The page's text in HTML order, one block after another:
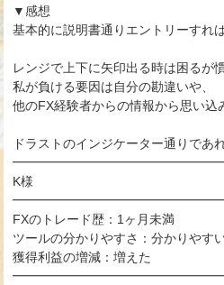
▼感想
基本的に説明書通りエントリーすれ
レンジで上下に矢印出る時は困るが
私が負ける要因は自分の勘違いや、
他のFX経験者からの情報から思い込
ドラストのインジケーター通りであ
K様
FXのトレード歴：1ヶ月未満
ツールの分かりやすさ：分かりやす
獲得利益の増減：増えた